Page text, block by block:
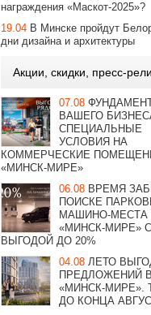
награждения «Маскот-2025»?
19.04 В Минске пройдут
дни дизайна и архитектуры
Акции, скидки, пресс-
07.08
ВАШЕГО
СПЕЦИАЛЬНЫЕ
УСЛОВИЯ НА
КОММЕРЧЕСКИЕ
«МИНСК-МИРЕ»
06.08 ВРЕМЯ
ПОИСКЕ
МАШИНО-МЕСТА
«МИНСК-МИРЕ» С
ВЫГОДОЙ ДО 20%
04.08 ЛЕТО
ПРЕДЛОЖЕНИЙ В
«МИНСК-МИРЕ».
ДО КОНЦА